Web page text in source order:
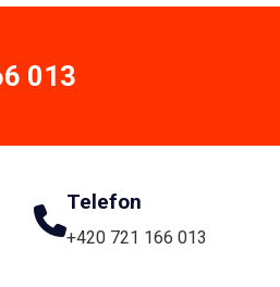
013
Telefon
+420 721 166 013